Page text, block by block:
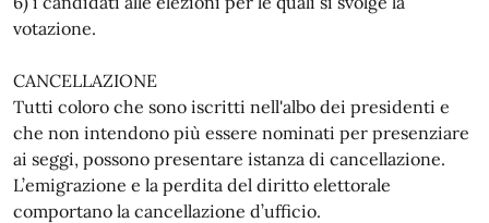
votazione.
CANCELLAZIONE
Tutti coloro che sono iscritti nell'albo dei presidenti e
che non intendono più essere nominati per presenziare
ai seggi, possono presentare istanza di cancellazione.
L’emigrazione e la perdita del diritto elettorale
comportano la cancellazione d’ufficio.